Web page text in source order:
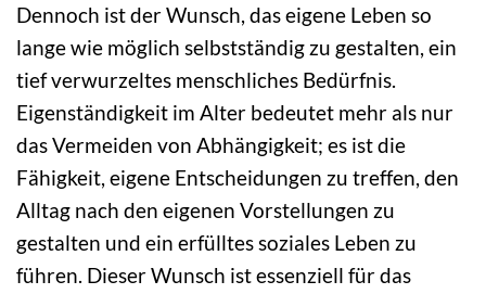
Dennoch ist der Wunsch, das eigene Leben so
lange wie möglich selbstständig zu gestalten, ein
tief verwurzeltes menschliches Bedürfnis.
Eigenständigkeit im Alter bedeutet mehr als nur
das Vermeiden von Abhängigkeit; es ist die
Fähigkeit, eigene Entscheidungen zu treffen, den
Alltag nach den eigenen Vorstellungen zu
gestalten und ein erfülltes soziales Leben zu
führen. Dieser Wunsch ist essenziell für das